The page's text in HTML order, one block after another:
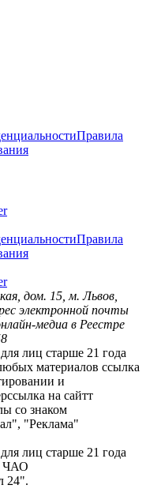
Правила
Правила
дом. 15, м. Львов,
электронной почты
медиа в Реестре
лиц старше 21 года
материалов ссылка
и
на сайтт
со знаком
"Реклама"
лиц старше 21 года
ЧАО
24".